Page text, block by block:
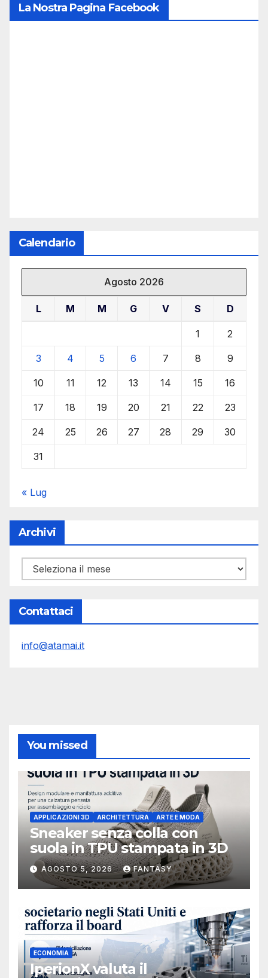
La Nostra Pagina Facebook
Calendario
Agosto 2026
L M M G V S D
1 2
3 4 5 6 7 8 9
10 11 12 13 14 15 16
17 18 19 20 21 22 23
24 25 26 27 28 29 30
31
« Lug
Archivi
Archivi
Contattaci
info@atamai.it
You missed
APPLICAZIONI 3D ARCHITETTURA ARTE E MODA
Sneaker senza colla con
suola in TPU stampata in 3D
AGOSTO 5, 2026 FANTASY
ECONOMIA
IperionX valuta il